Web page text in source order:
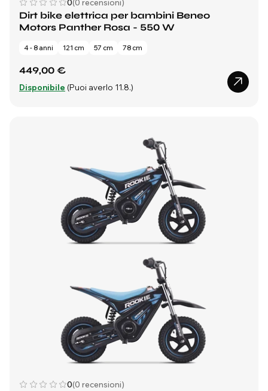
0(0 recensioni)
Dirt bike elettrica per bambini Beneo
Motors Panther Rosa - 550 W
4 - 8 anni 121 cm 57 cm 78 cm
449,00 €
Disponibile (Puoi averlo 11.8.)
0(0 recensioni)